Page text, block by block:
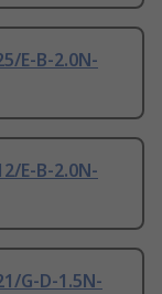
E-B-2.0N-
E-B-2.0N-
G-D-1.5N-